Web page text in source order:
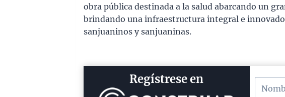
obra pública destinada a la salud abarcando un
brindando una infraestructura integral e
sanjuaninos y sanjuaninas.
Regístrese en